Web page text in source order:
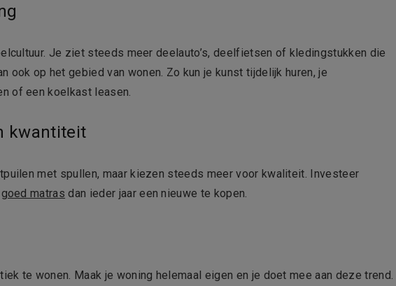
Je ziet steeds meer deelauto’s, deelfietsen of kledingstukken die
ook op het gebied van wonen. Zo kun je kunst tijdelijk huren, je
of een koelkast leasen.
kwantiteit
met spullen, maar kiezen steeds meer voor kwaliteit. Investeer
goed matras dan ieder jaar een nieuwe te kopen.
te wonen. Maak je woning helemaal eigen en je doet mee aan deze trend.